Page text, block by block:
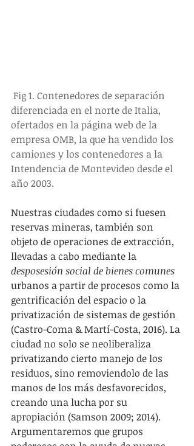
Fig 1. Contenedores de separación
diferenciada en el norte de Italia,
ofertados en la página web de la
empresa OMB, la que ha vendido los
camiones y los contenedores a la
Intendencia de Montevideo desde el
año 2003.
Nuestras ciudades como si fuesen
reservas mineras, también son
objeto de operaciones de extracción,
llevadas a cabo mediante la
desposesión social de bienes comunes
urbanos a partir de procesos como la
gentrificación del espacio o la
privatización de sistemas de gestión
(Castro-Coma & Martí-Costa, 2016). La
ciudad no solo se neoliberaliza
privatizando cierto manejo de los
residuos, sino removiendolo de las
manos de los más desfavorecidos,
creando una lucha por su
apropiación (Samson 2009; 2014).
Argumentaremos que grupos